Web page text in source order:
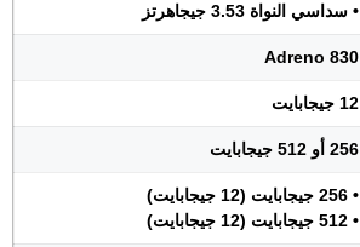
• سداسي النواة 3.53 جيجاهرتز
Adreno 830
12 جيجابايت
256 أو 512 جيجابايت
• 256 جيجابايت (12 جيجابايت)
• 512 جيجابايت (12 جيجابايت)